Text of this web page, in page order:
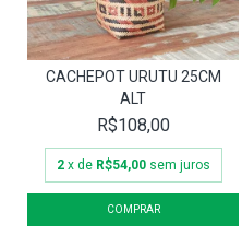
CACHEPOT URUTU 25CM
ALT
R$108,00
2 x de R$54,00 sem juros